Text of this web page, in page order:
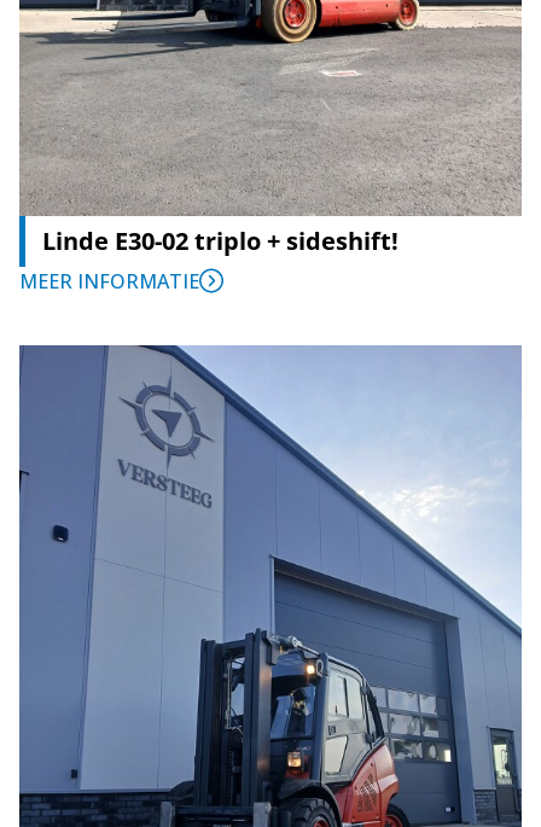
Linde E30-02 triplo + sideshift!
MEER INFORMATIE